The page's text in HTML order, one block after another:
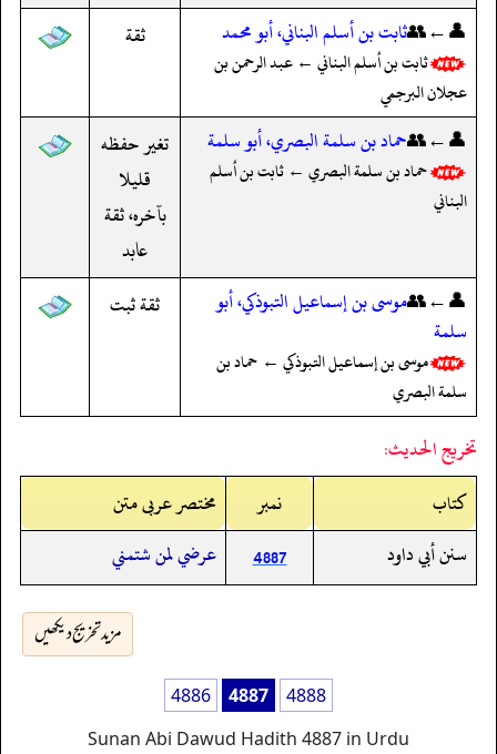
👤←👥ثابت بن أسلم البناني، أبو محمد
ثابت بن أسلم البناني ← عبد الرحمن بن
عجلان البرجمي
ثقة
👤←👥حماد بن سلمة البصري، أبو سلمة
حماد بن سلمة البصري ← ثابت بن أسلم
البناني
تغير حفظه
قليلا
بآخره، ثقة
عابد
👤←👥موسى بن إسماعيل التبوذكي، أبو
سلمة
موسى بن إسماعيل التبوذكي ← حماد بن
سلمة البصري
ثقة ثبت
تخريج الحديث:
کتاب
نمبر
مختصر عربی متن
سنن أبي داود
4887 عرضي لمن شتمني
مزید تخریج دیکھیں
4886 4887
4888
Sunan Abi Dawud Hadith 4887 in Urdu